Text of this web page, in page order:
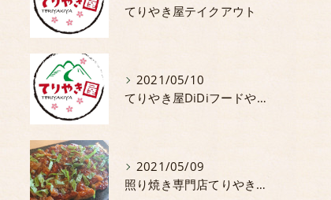
てりやき屋テイクアウト
2021/05/10
てりやき屋DiDiフードやってます。
2021/05/09
照り焼き専門店てりやき屋5月からの期間限定商品